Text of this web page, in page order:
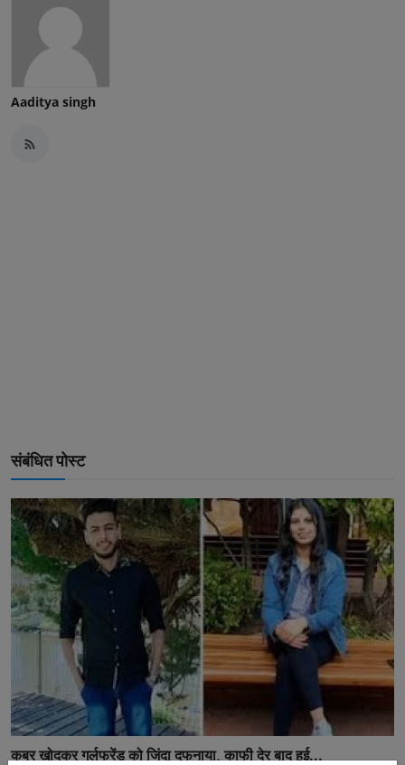
Aaditya singh
संबंधित पोस्ट
कब्र खोदकर गर्लफ्रेंड को जिंदा दफनाया, काफी देर बाद हुई...